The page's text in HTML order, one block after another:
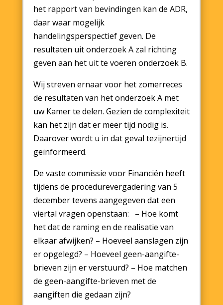
het rapport van bevindingen kan de ADR,
daar waar mogelijk
handelingsperspectief geven. De
resultaten uit onderzoek A zal richting
geven aan het uit te voeren onderzoek B.
Wij streven ernaar voor het zomerreces
de resultaten van het onderzoek A met
uw Kamer te delen. Gezien de complexiteit
kan het zijn dat er meer tijd nodig is.
Daarover wordt u in dat geval tezijnertijd
geïnformeerd.
De vaste commissie voor Financiën heeft
tijdens de procedurevergadering van 5
december tevens aangegeven dat een
viertal vragen openstaan: – Hoe komt
het dat de raming en de realisatie van
elkaar afwijken? – Hoeveel aanslagen zijn
er opgelegd? – Hoeveel geen-aangifte-
brieven zijn er verstuurd? – Hoe matchen
de geen-aangifte-brieven met de
aangiften die gedaan zijn?